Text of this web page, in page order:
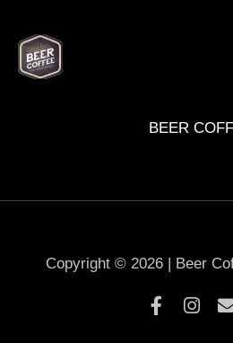
BEER
Copyright © 2026 | Beer